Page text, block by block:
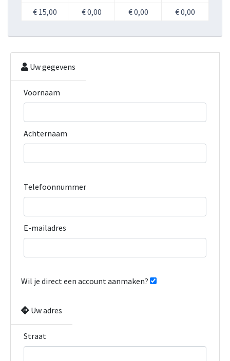
€ 15,00
€ 0,00 € 0,00 € 0,00
Uw gegevens
Voornaam
Achternaam
Telefoonnummer
E-mailadres
Wil je direct een account aanmaken?
Uw adres
Straat